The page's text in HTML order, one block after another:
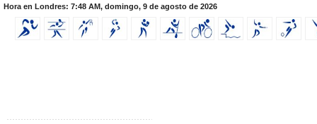
Hora en Londres: 7:48 AM, domingo, 9 de agosto de 2026